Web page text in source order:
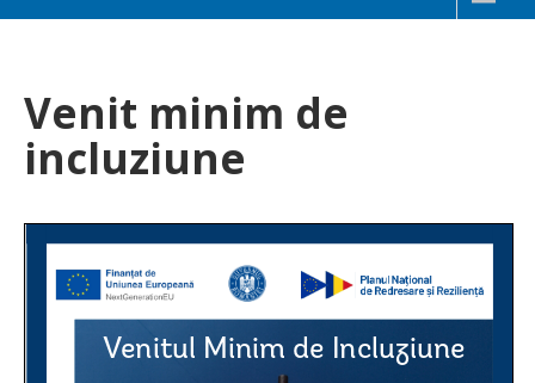
Venit minim de
incluziune